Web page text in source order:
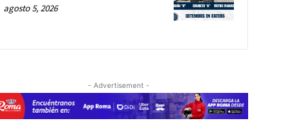
agosto 5, 2026
- Advertisement -